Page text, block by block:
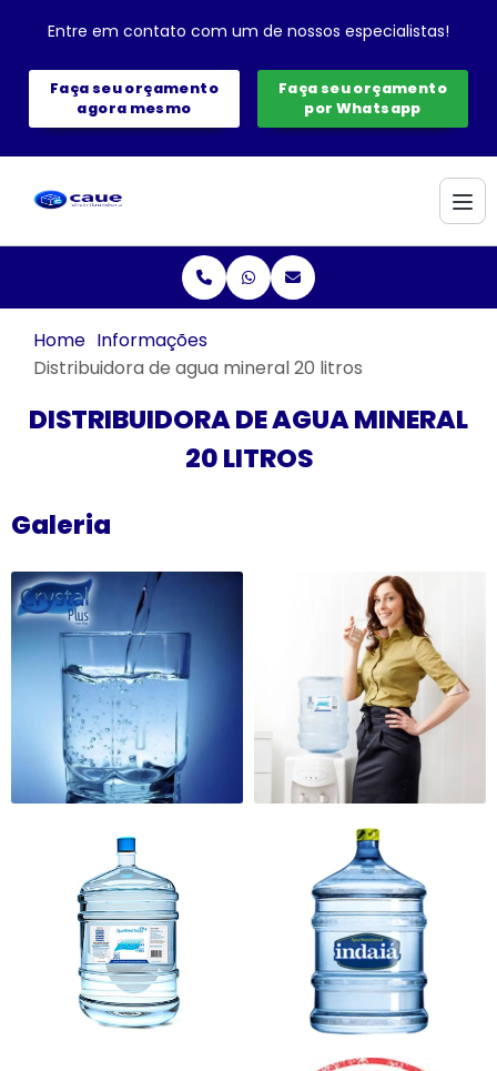
Entre em contato com um de nossos especialistas!
Faça seu orçamento
agora mesmo
Faça seu orçamento
por Whatsapp
Home Informações
Distribuidora de agua mineral 20 litros
DISTRIBUIDORA DE AGUA MINERAL
20 LITROS
Galeria